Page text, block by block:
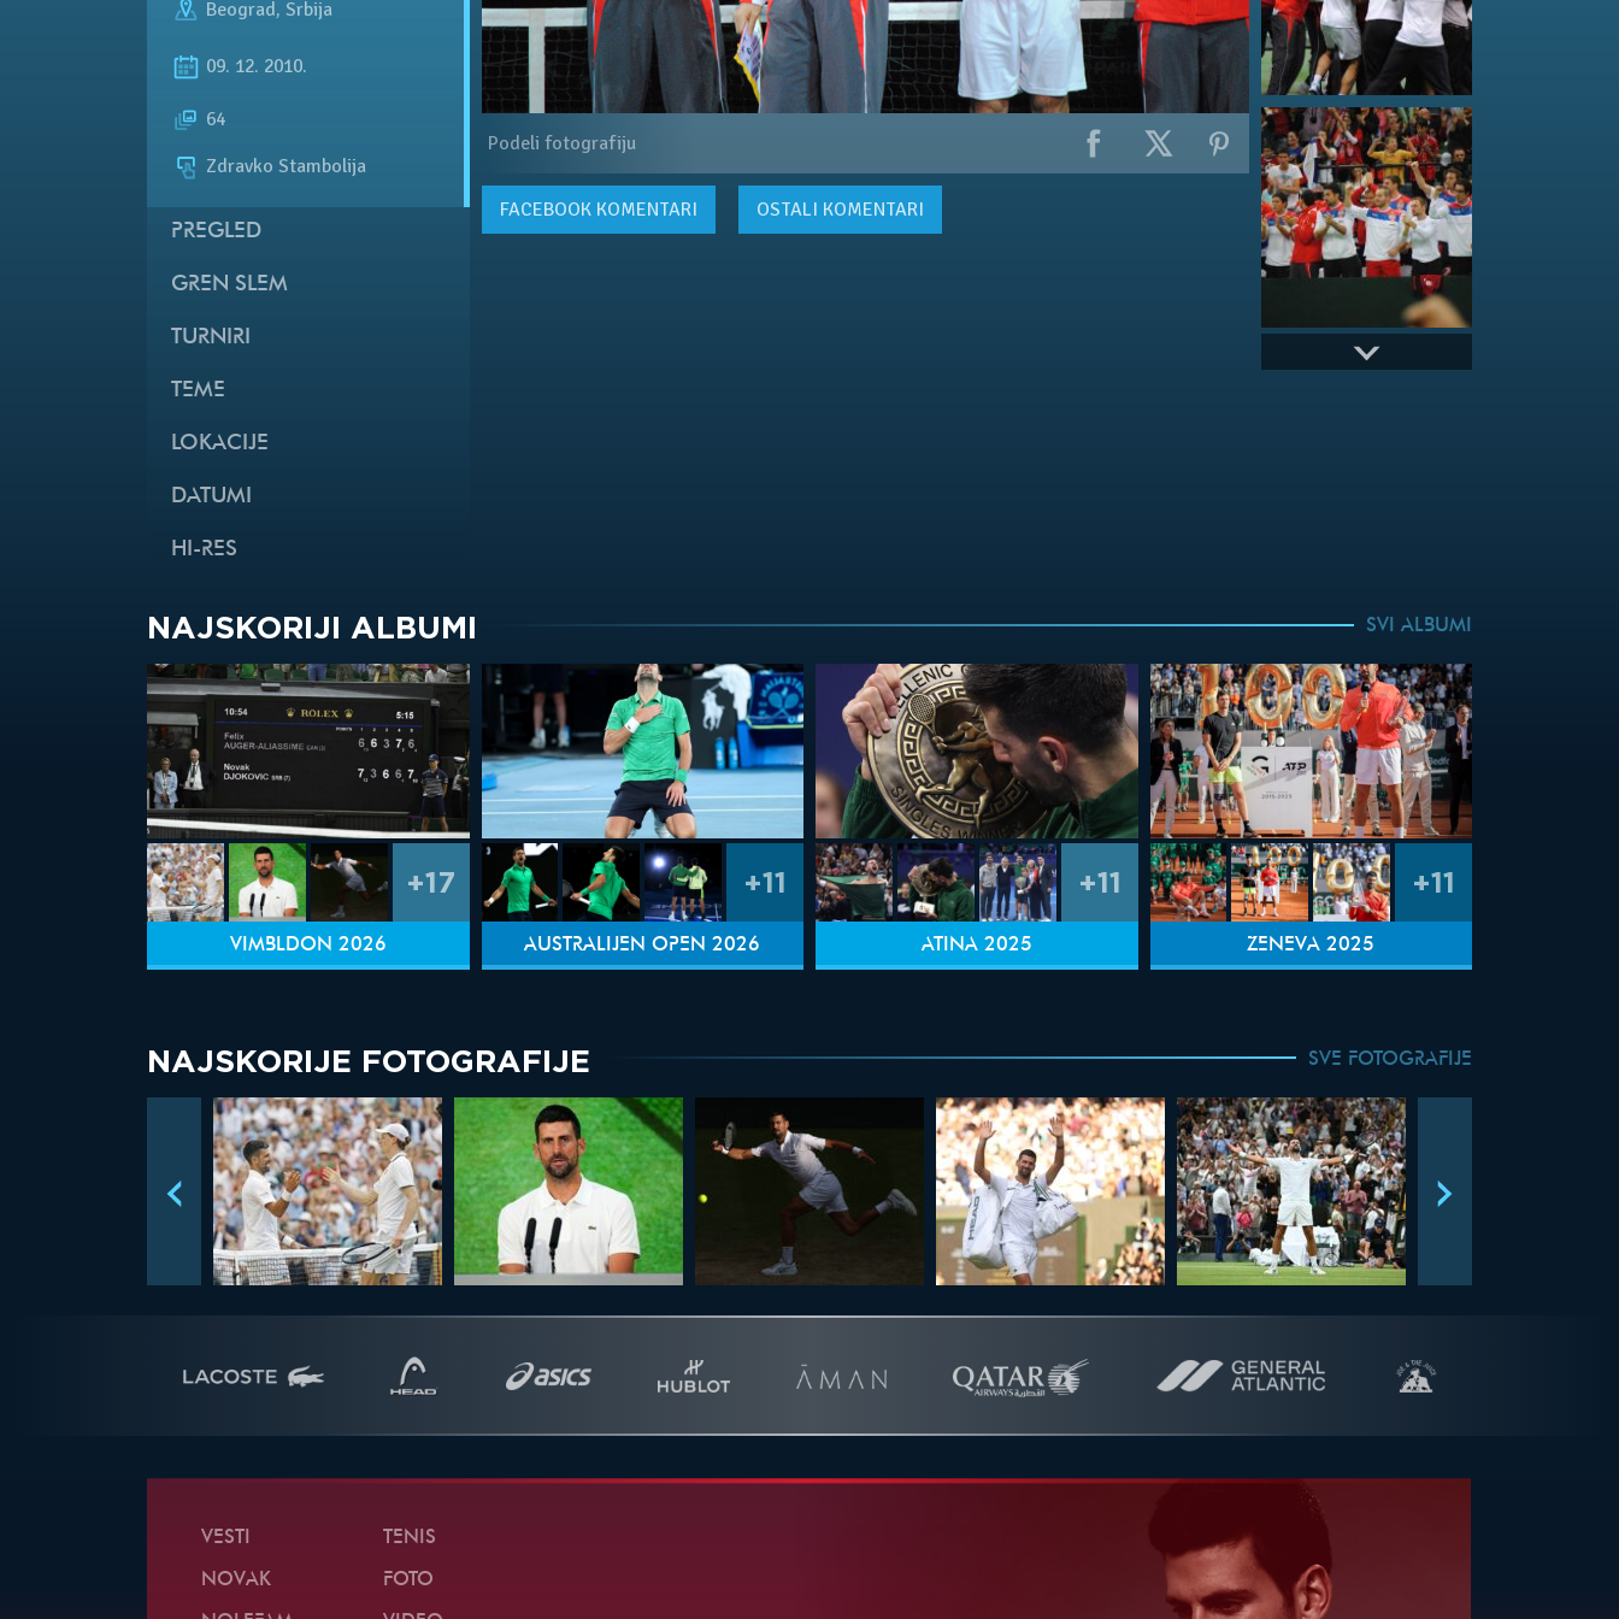
Beograd, Srbija
09. 12. 2010.
64
Zdravko Stambolija
PREGLED
GREN SLEM
TURNIRI
TEME
LOKACIJE
DATUMI
HI-RES
Podeli fotografiju
FACEBOOKKOMENTARI OSTALI KOMENTARI
NAJSKORIJI ALBUMI SVI ALBUMI
+17
VIMBLDON 2026
+11
AUSTRALIJEN OPEN 2026
+11
ATINA 2025
+11
ŽENEVA 2025
NAJSKORIJE FOTOGRAFIJE SVE FOTOGRAFIJE
VESTI
NOVAK
TENIS
FOTO